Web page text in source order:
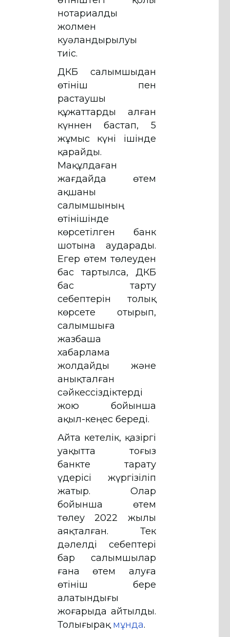
нотариалды
жолмен
куәландырылуы
тиіс.
ҚДКБҚ салымшыдан
өтініш пен
растаушы
құжаттарды алған
күннен бастап, 5
жұмыс күні ішінде
қарайды.
Мақұлдаған
жағдайда өтем
ақшаны
салымшының
өтінішінде
көрсетілген банк
шотына аударады.
Егер өтем төлеуден
бас тартылса, ҚДКБҚ
бас тарту
себептерін толық
көрсете отырып,
салымшыға
жазбаша
хабарлама
жолдайды және
анықталған
сәйкессіздіктерді
жою бойынша
ақыл-кеңес береді.
Айта кетелік, қазіргі
уақытта тоғыз
банкте тарату
үдерісі жүргізіліп
жатыр. Олар
бойынша өтем
төлеу 2022 жылы
аяқталған. Тек
дәлелді себептері
бар салымшылар
ғана өтем алуға
өтініш бере
алатындығы
жоғарыда айтылды.
Толығырақмұнда.